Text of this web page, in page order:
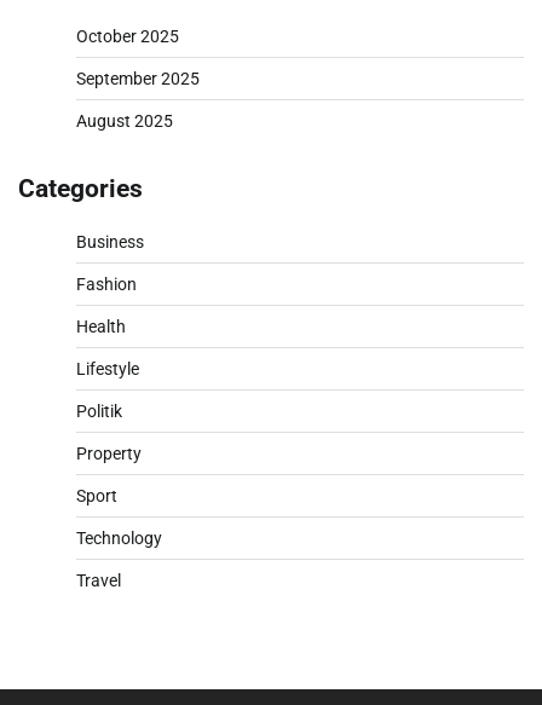
October 2025
September 2025
August 2025
Categories
Business
Fashion
Health
Lifestyle
Politik
Property
Sport
Technology
Travel